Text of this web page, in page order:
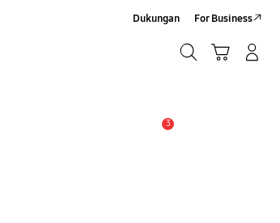
Dukungan For Business
3